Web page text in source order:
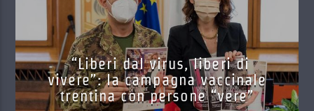
“Liberi dal virus, liberi di
vivere”: la campagna vaccinale
trentina con persone “vere”